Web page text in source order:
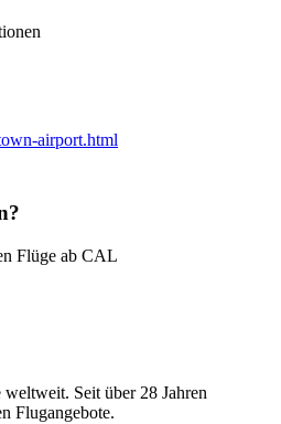
airport.html
?
Flüge ab CAL
Seit über 28 Jahren
Flugangebote.